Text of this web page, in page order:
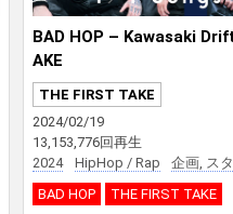
BAD HOP – Kawasaki
AKE
THE FIRST TAKE
2024/02/19
13,153,776回再生
2024
HipHop / Rap
企画, ス
BAD HOP
THE FIRST TAKE